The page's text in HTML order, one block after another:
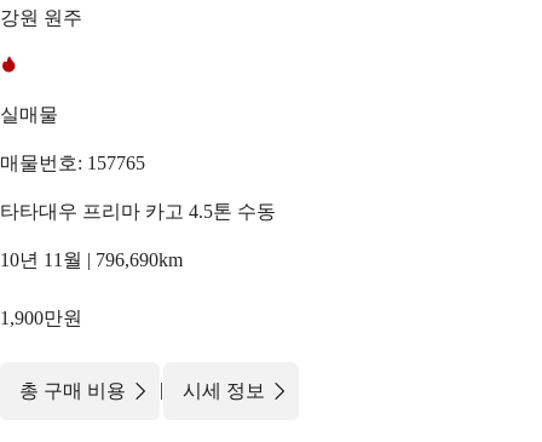
강원 원주
실매물
매물번호: 157765
타타대우 프리마 카고 4.5톤 수동
10년 11월 | 796,690km
1,900만원
총 구매 비용 | 시세 정보